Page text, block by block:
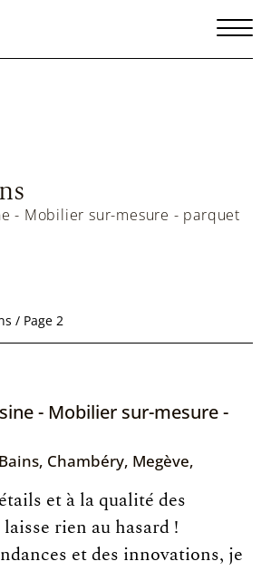
- Mobilier sur-mesure - parquet
/ Page 2
- Mobilier sur-mesure -
Chambéry, Megève,
et à la qualité des
rien au hasard !
et des innovations, je